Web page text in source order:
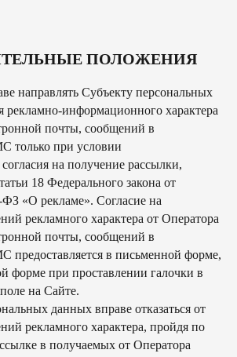
ПОЛОЖЕНИЯ
направлять Субъекту персональных
рекламно-информационного характера
почты, сообщений в
только при условии
на получение рассылки,
18 Федерального закона от
«О рекламе». Согласие на
рекламного характера от Оператора
почты, сообщений в
предоставляется в письменной форме,
форме при проставлении галочки в
на Сайте.
данных вправе отказаться от
рекламного характера, пройдя по
в получаемых от Оператора